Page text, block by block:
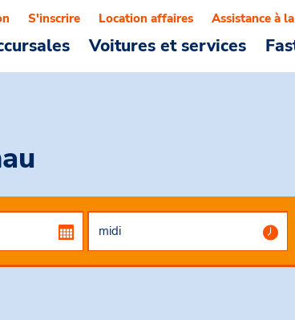
Voitures et services
S'inscrire Location affaires Assistance à